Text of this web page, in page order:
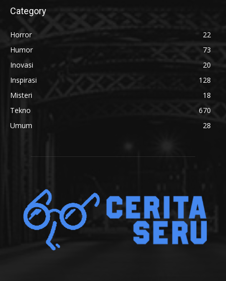
Category
Horror
22
Humor
73
Inovasi
20
Inspirasi
128
Misteri
18
Tekno
670
Umum
28